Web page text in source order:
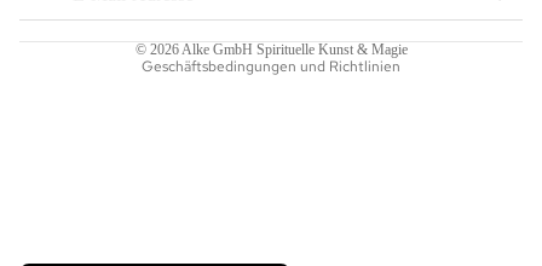
© 2026Alke GmbH Spirituelle Kunst & Magie
Geschäftsbedingungen und Richtlinien
Versand